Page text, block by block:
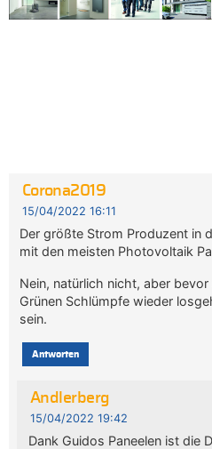
Corona2019
15/04/2022 16:11
Der größte Strom Produzent in
mit den meisten Photovoltaik
Nein, natürlich nicht, aber
Grünen Schlümpfe wieder
sein.
Antworten
Andlerberg
15/04/2022 19:42
Dank Guidos Paneelen ist die